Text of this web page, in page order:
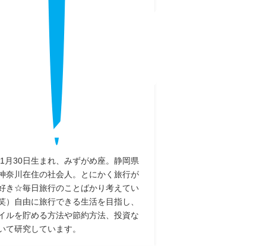
月30日生まれ、みずがめ座。静岡県
奈川在住の社会人。とにかく旅行が
き☆毎日旅行のことばかり考えてい
）自由に旅行できる生活を目指し、
ルを貯める方法や節約方法、投資な
て研究しています。